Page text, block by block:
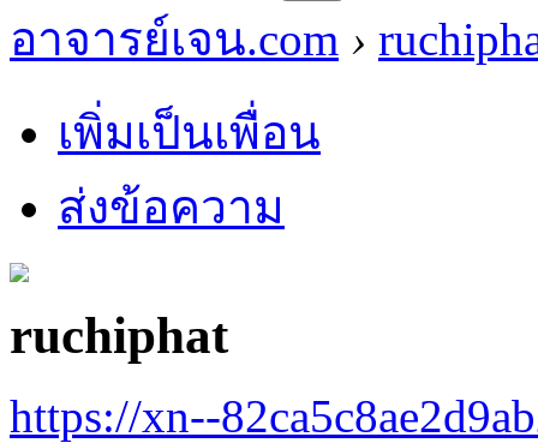
อาจารย์เจน.com ›
เพิ่มเป็นเพื่อน
ส่งข้อความ
ruchiphat
https://xn--